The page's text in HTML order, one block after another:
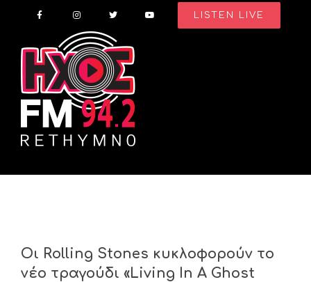
content
LISTEN LIVE
Οι Rolling Stones κυκλοφορούν το
νέο τραγούδι «Living In A Ghost